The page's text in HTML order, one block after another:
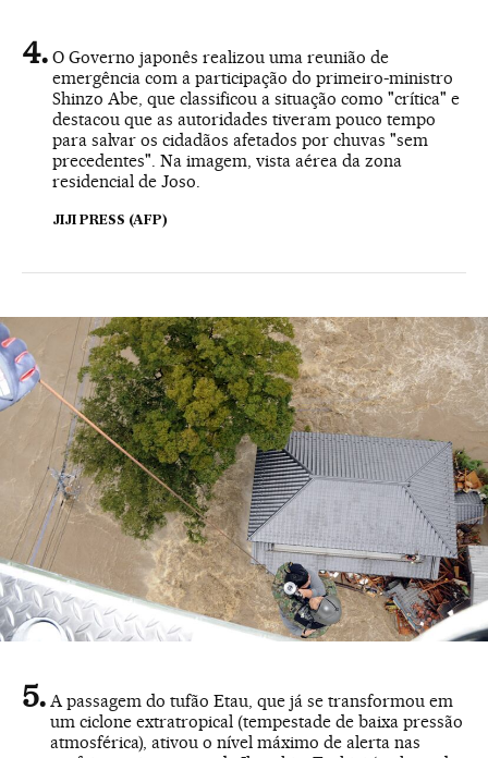
O Governo japonês realizou uma reunião de
emergência com a participação do primeiro-ministro
Shinzo Abe, que classificou a situação como "crítica" e
destacou que as autoridades tiveram pouco tempo
para salvar os cidadãos afetados por chuvas "sem
precedentes". Na imagem, vista aérea da zona
residencial de Joso.
JIJI PRESS (AFP)
A passagem do tufão Etau, que já se transformou em
um ciclone extratropical (tempestade de baixa pressão
atmosférica), ativou o nível máximo de alerta nas